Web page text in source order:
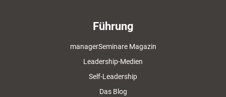
Führung
managerSeminare Magazin
Leadership-Medien
Self-Leadership
Das Blog